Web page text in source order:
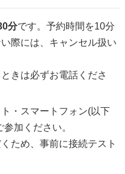
分です。予約時間を10分
際には、キャンセル扱い
きは必ずお電話くださ
・スマートフォン(以下
加ください。
ため、事前に接続テスト